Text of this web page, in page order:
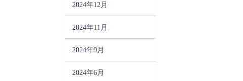
2024年12月
2024年11月
2024年9月
2024年6月